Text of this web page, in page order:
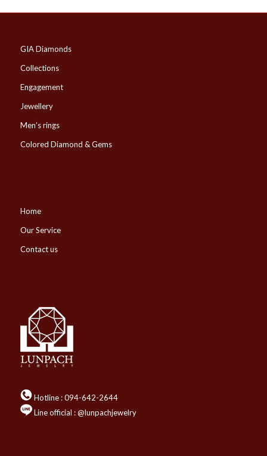
GIA Diamonds
Collections
Engagement
Jewellery
Men’s rings
Colored Diamond & Gems
Home
Our Service
Contact us
Hotline :094-642-2644
Line official : @lunpachjewelry